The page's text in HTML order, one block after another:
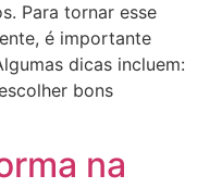
Para tornar esse
é importante
dicas incluem:
bons
na